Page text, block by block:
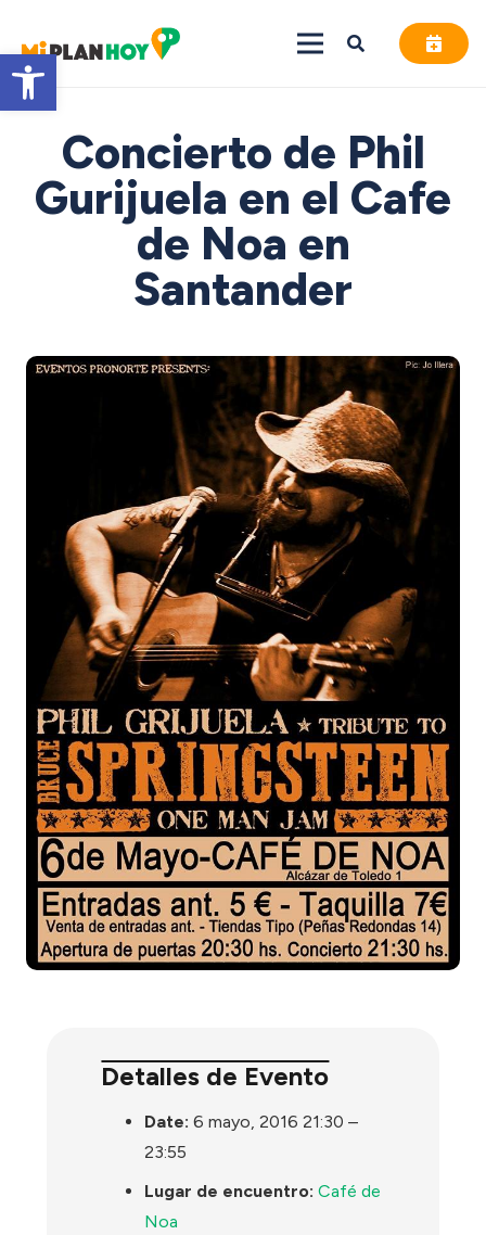
Abrir barra de herramientas
Concierto de Phil
Gurijuela en el Cafe
de Noa en
Santander
Detalles de Evento
Date: 6 mayo, 2016 21:30 –
23:55
Lugar de encuentro: Café de
Noa